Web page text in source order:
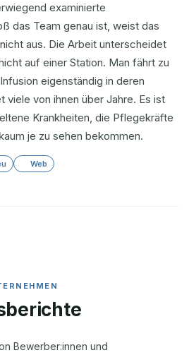
examinierte
das Team genau ist, weist das
aus. Die Arbeit unterscheidet
auf einer Station. Man fährt zu
eigenständig in deren
viele von ihnen über Jahre. Es ist
Krankheiten, die Pflegekräfte
je zu sehen bekommen.
Web
Bewerber:innen und